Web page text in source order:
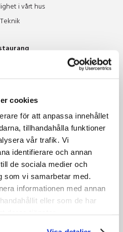
cookies
för att anpassa innehållet
tillhandahålla funktioner
vår trafik. Vi
identifierare och annan
de sociala medier och
som vi samarbetar med.
informationen med annan
eller som de har
i vårt hus
Teknik
Club
Train
Miljö
möten